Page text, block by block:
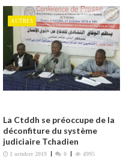
AUTRES
La Ctddh se préoccupe de la
déconfiture du système
judiciaire Tchadien
1 octobre 2019 0 4995